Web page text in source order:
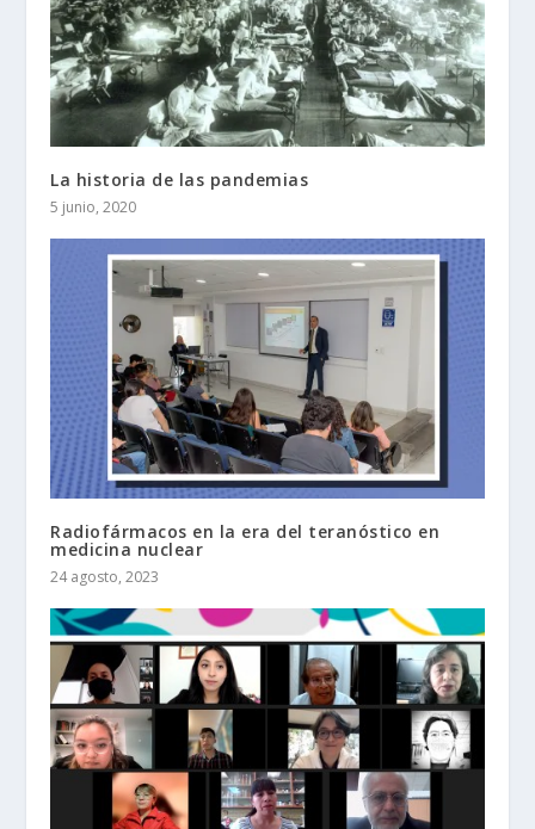
La historia de las pandemias
5 junio, 2020
Radiofármacos en la era del teranóstico en
medicina nuclear
24 agosto, 2023